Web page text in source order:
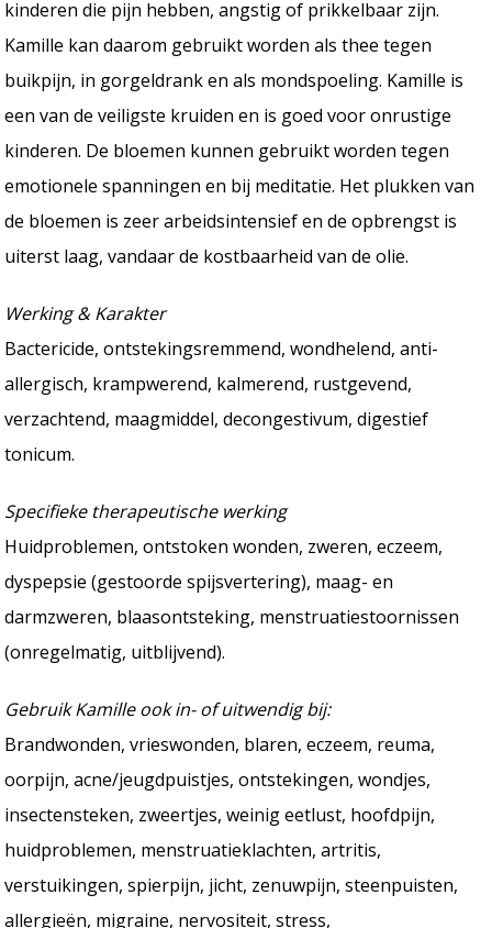
kinderen die pijn hebben, angstig of prikkelbaar zijn.
Kamille kan daarom gebruikt worden als thee tegen
buikpijn, in gorgeldrank en als mondspoeling. Kamille is
een van de veiligste kruiden en is goed voor onrustige
kinderen. De bloemen kunnen gebruikt worden tegen
emotionele spanningen en bij meditatie. Het plukken van
de bloemen is zeer arbeidsintensief en de opbrengst is
uiterst laag, vandaar de kostbaarheid van de olie.
Werking & Karakter
Bactericide, ontstekingsremmend, wondhelend, anti-
allergisch, krampwerend, kalmerend, rustgevend,
verzachtend, maagmiddel, decongestivum, digestief
tonicum.
Specifieke therapeutische werking
Huidproblemen, ontstoken wonden, zweren, eczeem,
dyspepsie (gestoorde spijsvertering), maag- en
darmzweren, blaasontsteking, menstruatiestoornissen
(onregelmatig, uitblijvend).
Gebruik Kamille ook in- of uitwendig bij:
Brandwonden, vrieswonden, blaren, eczeem, reuma,
oorpijn, acne/jeugdpuistjes, ontstekingen, wondjes,
insectensteken, zweertjes, weinig eetlust, hoofdpijn,
huidproblemen, menstruatieklachten, artritis,
verstuikingen, spierpijn, jicht, zenuwpijn, steenpuisten,
allergieën, migraine, nervositeit, stress,